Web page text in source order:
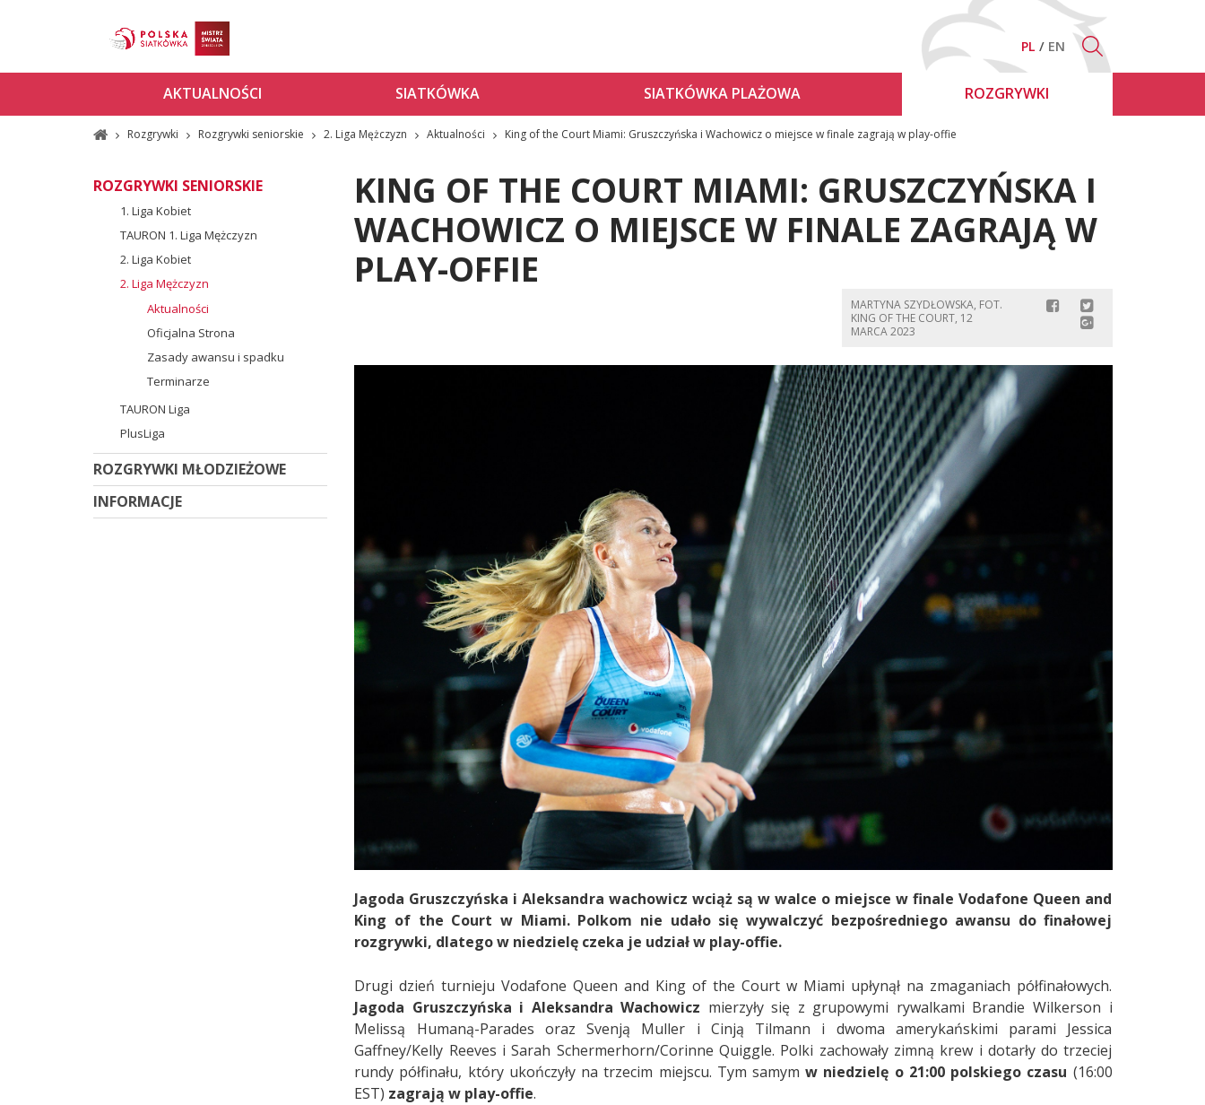
PL EN
AKTUALNOŚCI SIATKÓWKA SIATKÓWKA PLAŻOWA ROZGRYWKI
Rozgrywki Rozgrywki seniorskie 2. Liga Mężczyzn Aktualności King of the Court Miami: Gruszczyńska i Wachowicz o miejsce w finale zagrają w play-offie
ROZGRYWKI SENIORSKIE
1. Liga Kobiet
TAURON 1. Liga Mężczyzn
2. Liga Kobiet
2. Liga Mężczyzn
Aktualności
Oficjalna Strona
Zasady awansu i spadku
Terminarze
TAURON Liga
PlusLiga
ROZGRYWKI MŁODZIEŻOWE
INFORMACJE
KING OF THE COURT MIAMI: GRUSZCZYŃSKA I
WACHOWICZ O MIEJSCE W FINALE ZAGRAJĄ W
PLAY-OFFIE
MARTYNA SZYDŁOWSKA, FOT.
KING OF THE COURT, 12
MARCA 2023
Jagoda Gruszczyńska i Aleksandra wachowicz wciąż są w walce o miejsce w finale Vodafone Queen and
King of the Court w Miami. Polkom nie udało się wywalczyć bezpośredniego awansu do finałowej
rozgrywki, dlatego w niedzielę czeka je udział w play-offie.
Drugi dzień turnieju Vodafone Queen and King of the Court w Miami upłynął na zmaganiach półfinałowych.
Jagoda Gruszczyńska i Aleksandra Wachowicz mierzyły się z grupowymi rywalkami Brandie Wilkerson i
Melissą Humaną-Parades oraz Svenją Muller i Cinją Tilmann i dwoma amerykańskimi parami Jessica
Gaffney/Kelly Reeves i Sarah Schermerhorn/Corinne Quiggle. Polki zachowały zimną krew i dotarły do trzeciej
rundy półfinału, który ukończyły na trzecim miejscu. Tym samymw niedzielę o 21:00 polskiego czasu (16:00
EST) zagrają w play-offie.